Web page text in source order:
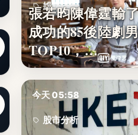
娛樂排行
37
張若昀陳偉霆輸
成功的85後陸劇
TOP10，…
今天 05:58
股市分析